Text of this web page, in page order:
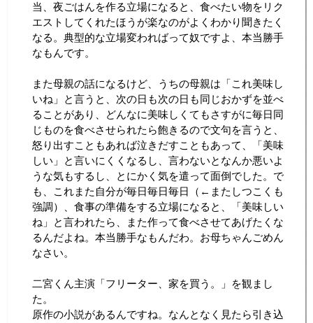
当、夜ごはんを作る立場になると、食べたい物をリク
エストしてくれたほうが楽なのがよくわかり聞きたく
なる。典型的な立場変わればって奴ですよ、本当勝手
なもんです。
また母親の話になるけど、うちの母親は「これ美味し
いね」と言うと、次の日も次の日も同じおかずを並べ
ることがあり、どんなに美味しくてもさすがに毎日同
じものを食べさせられたら飽きるので文句を言うと、
怒り出すこともあれば泣きだすこともあって、「美味
しい」と言いにくくなるし、言わないとなんか悪いよ
うな気もするし、とにかく気を遣って面倒でした。で
も、これまた自分が毎日毎日毎日（←またしつこくも
強調）、食事の準備をする立場になると、「美味しい
ね」と言われたら、また作って食べさせてあげたくな
るんだよね。本当勝手なもんだわ。お母ちゃんごめん
なさい。
二宮くん主演「フリーター、家を買う。」を観まし
た。
原作の小説があるんですね。なんとなく見たら引き込